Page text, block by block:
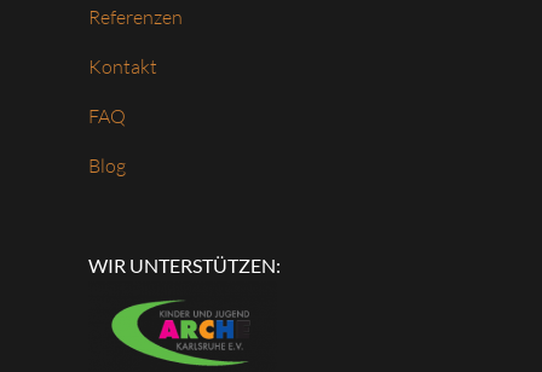
Referenzen
Kontakt
FAQ
Blog
WIR UNTERSTÜTZEN: